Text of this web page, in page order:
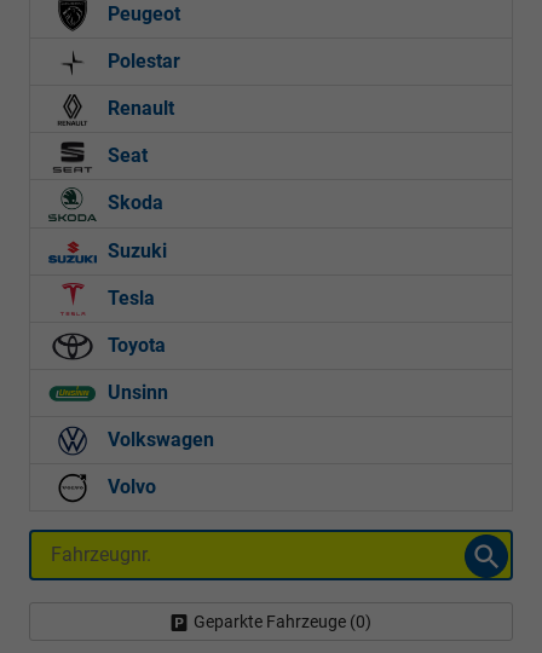
Peugeot
Polestar
Renault
Seat
Skoda
Suzuki
Tesla
Toyota
Unsinn
Volkswagen
Volvo
Fahrzeugnr.
Geparkte Fahrzeuge (0)